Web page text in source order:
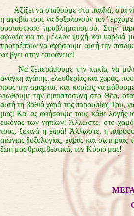
Αξίζει να σταθούμε στα παιδιά, στα
η αφοβία τους να δοξολογούν τον
ουσιαστικού προβληματισμού. Στην
αγωνία για το μέλλον ψυχή και καρδιά
προτρέπουν να αφήσουμε αυτή την
να βγει στην επιφάνεια!
Να ξεπεράσουμε την κακία, να
ανάγκη αγάπης, ελευθερίας και χαράς,
προς την αμαρτία, και κυρίως να
νιώθουμε την εμπιστοσύνη στο Θεό,
αυτή τη βαθιά χαρά της παρουσίας Του,
μας! Και ας αφήσουμε τους κάθε λογής
εικόνας των νηπίων! Άλλωστε, στο
τους, ξεκινά η χαρά! Άλλωστε, η
αιώνιας δοξολογίας, χαράς και
ζωή μας θριαμβευτικά, τον Κύριό μας!